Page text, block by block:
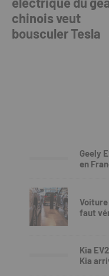
chinois veut
bousculer Tesla
Geely
en
Voiture
faut
Kia
Kia